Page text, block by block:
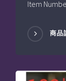
Item
商品